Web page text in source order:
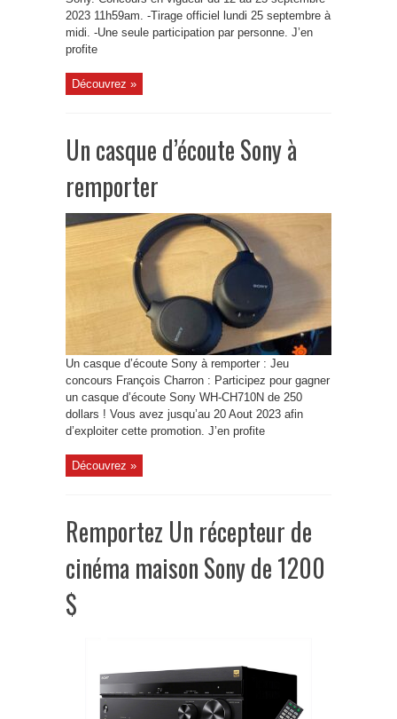
2023 11h59am. -Tirage officiel lundi 25 septembre à
midi. -Une seule participation par personne. J’en
profite
Découvrez »
Un casque d’écoute Sony à
remporter
Un casque d’écoute Sony à remporter : Jeu
concours François Charron : Participez pour gagner
un casque d’écoute Sony WH-CH710N de 250
dollars ! Vous avez jusqu’au 20 Aout 2023 afin
d’exploiter cette promotion. J’en profite
Découvrez »
Remportez Un récepteur de
cinéma maison Sony de 1200
$